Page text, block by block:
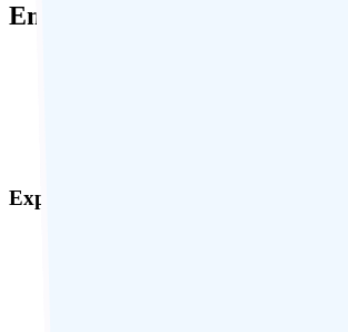
Engagement responsable
Expertise locale